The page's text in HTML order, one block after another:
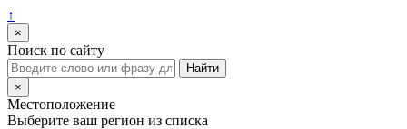
↑
×
Поиск по сайту
×
Местоположение
Выберите ваш регион из списка